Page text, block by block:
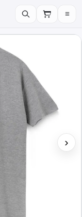
≡
›